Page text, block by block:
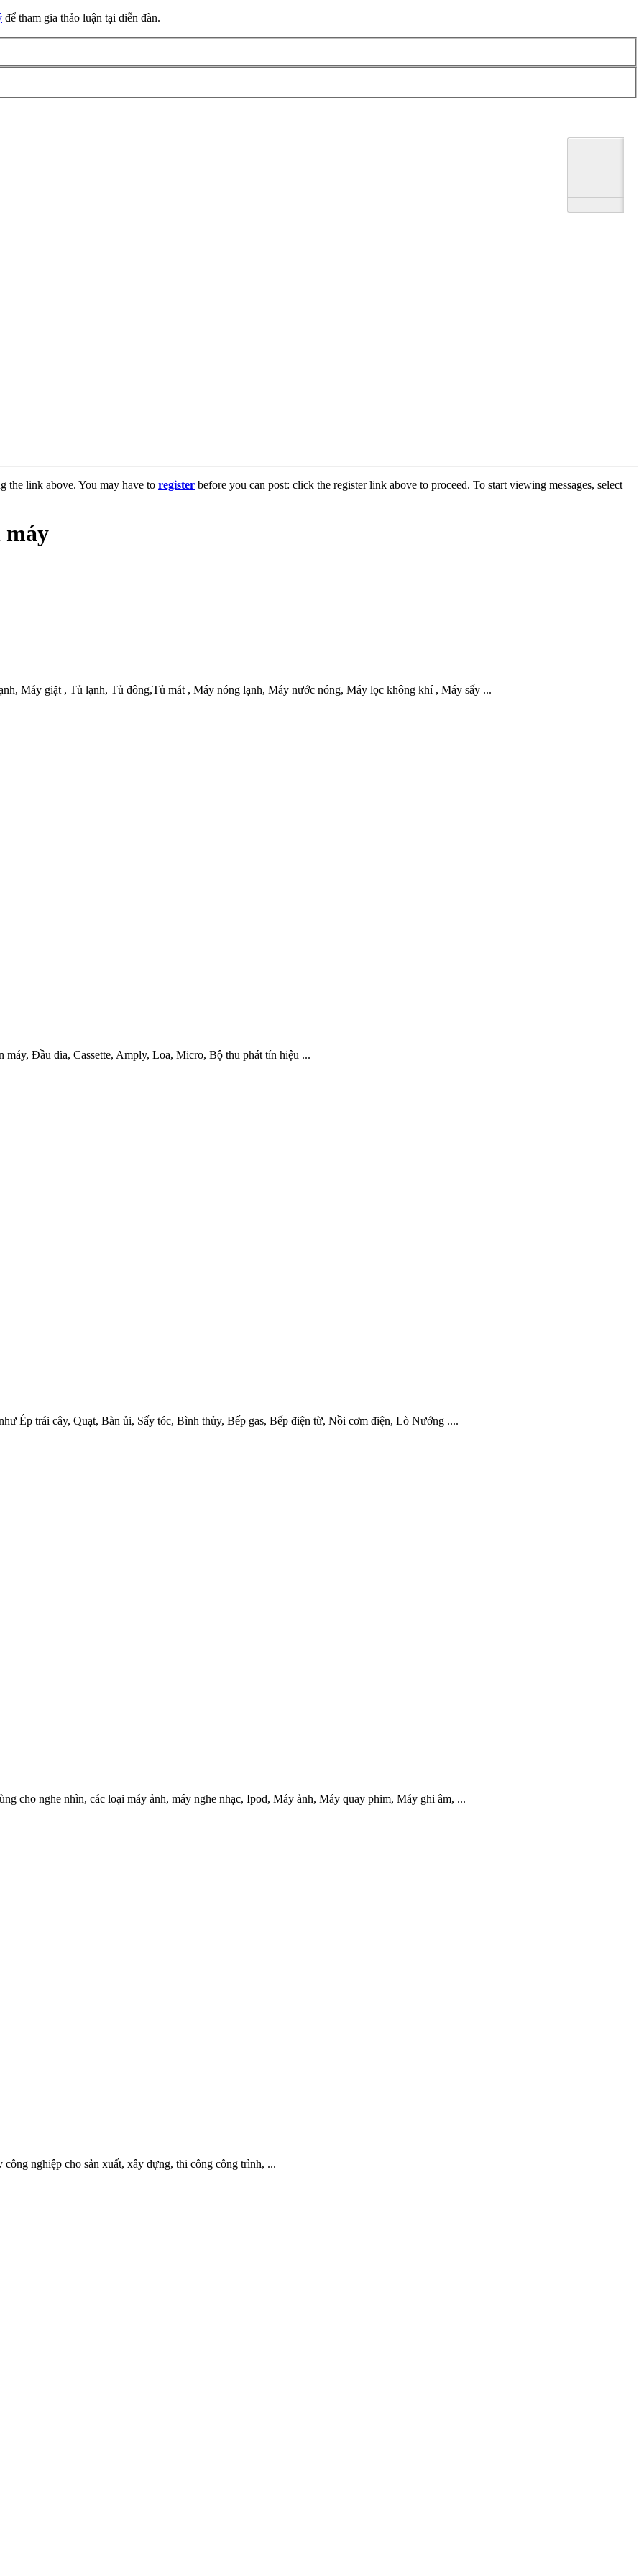
để tham gia thảo luận tại diễn đàn.
the link above. You may have to register before you can post: click the register link above to proceed. To start viewing messages, select
Máy giặt , Tủ lạnh, Tủ đông,Tủ mát , Máy nóng lạnh, Máy nước nóng, Máy lọc không khí , Máy sấy ...
Đầu đĩa, Cassette, Amply, Loa, Micro, Bộ thu phát tín hiệu ...
Ép trái cây, Quạt, Bàn ủi, Sấy tóc, Bình thủy, Bếp gas, Bếp điện từ, Nồi cơm điện, Lò Nướng ....
cho nghe nhìn, các loại máy ảnh, máy nghe nhạc, Ipod, Máy ảnh, Máy quay phim, Máy ghi âm, ...
nghiệp cho sản xuất, xây dựng, thi công công trình, ...